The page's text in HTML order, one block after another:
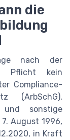
die
nach der
Pflicht kein
Compliance-
(ArbSchG),
sonstige
August 1996,
in Kraft